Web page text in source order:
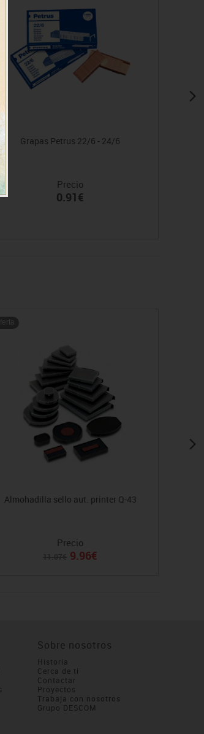
Grapas Petrus 22/6 - 24/6
Precio
0.91€
Almohadilla sello aut. printer Q-43
Precio
9.96€
Sobre nosotros
Historia
Cerca de ti
Contactar
Proyectos
Trabaja con nosotros
Grupo DESCOM